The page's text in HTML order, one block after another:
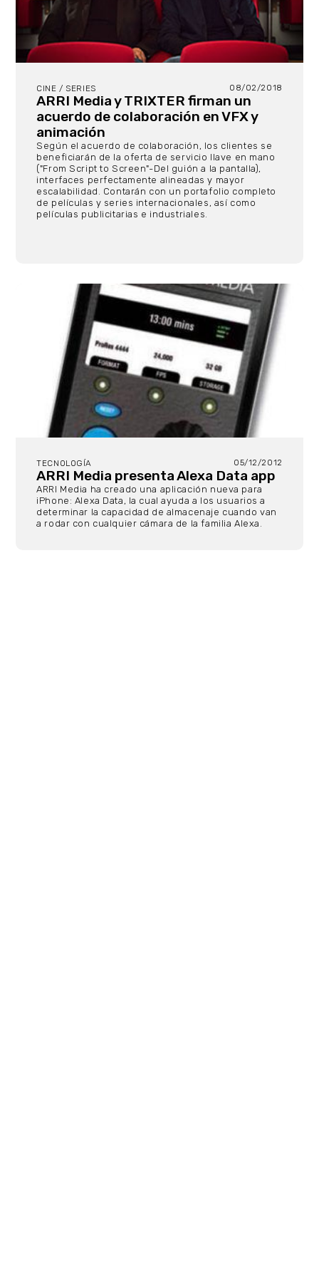
CINE / SERIES 08/02/2018
ARRI Media y TRIXTER firman un
acuerdo de colaboración en VFX y
animación
Según el acuerdo de colaboración, los clientes se
beneficiarán de la oferta de servicio llave en mano
("From Script to Screen"-Del guión a la pantalla),
interfaces perfectamente alineadas y mayor
escalabilidad. Contarán con un portafolio completo
de películas y series internacionales, así como
películas publicitarias e industriales.
TECNOLOGÍA 05/12/2012
ARRI Media presenta Alexa Data app
ARRI Media ha creado una aplicación nueva para
iPhone: Alexa Data, la cual ayuda a los usuarios a
determinar la capacidad de almacenaje cuando van
a rodar con cualquier cámara de la familia Alexa.